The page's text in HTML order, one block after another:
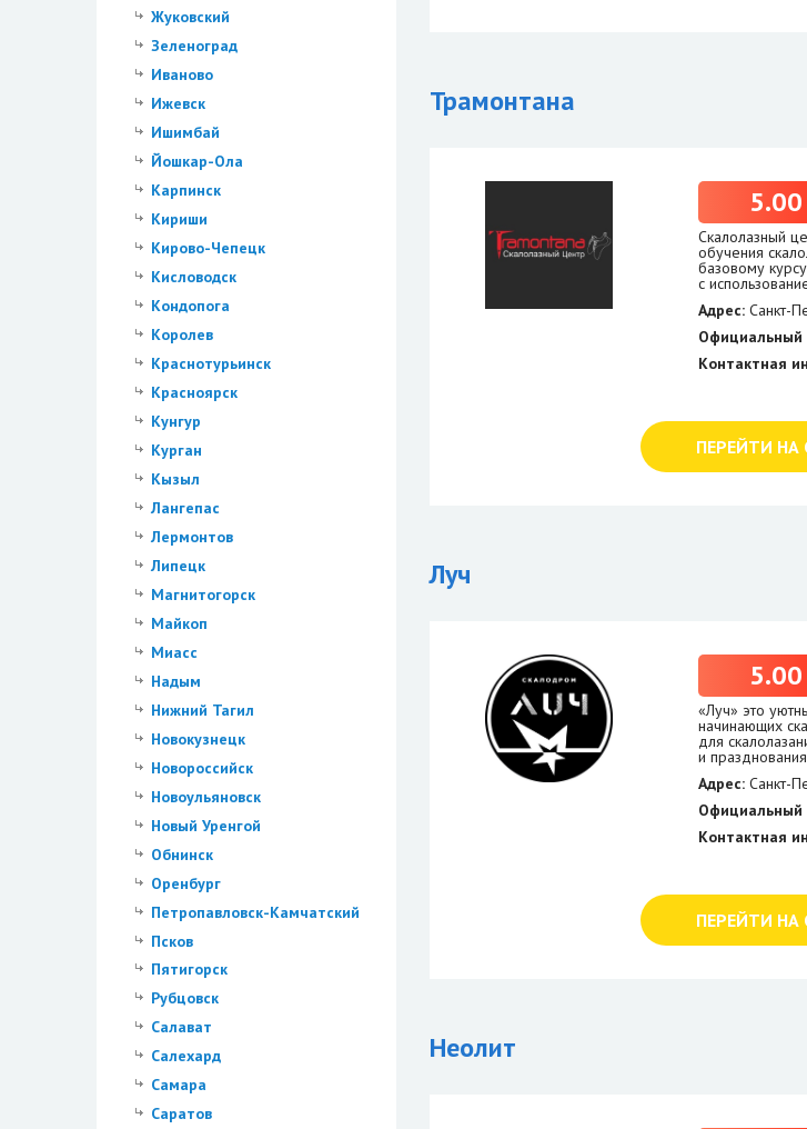
Жуковский
Зеленоград
Иваново
Ижевск
Ишимбай
Йошкар-Ола
Карпинск
Кириши
Кирово-Чепецк
Кисловодск
Кондопога
Королев
Краснотурьинск
Красноярск
Кунгур
Курган
Кызыл
Лангепас
Лермонтов
Липецк
Магнитогорск
Майкоп
Миасс
Надым
Нижний Тагил
Новокузнецк
Новороссийск
Новоульяновск
Новый Уренгой
Обнинск
Оренбург
Петропавловск-Камчатский
Псков
Пятигорск
Рубцовск
Салават
Салехард
Самара
Саратов
Трамонтана
5.00
Скалолазный
обучения
базовому
с
Адрес: Санкт-
Официальный
Контактная
ПЕРЕЙТИ НА
Луч
5.00
«Луч» это
начинающих
для
и
Адрес: Санкт-
Официальный
Контактная
ПЕРЕЙТИ НА
Неолит